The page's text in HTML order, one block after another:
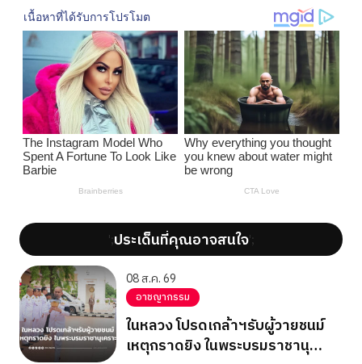
';ประเด็นที่คุณอาจสนใจ';
08 ส.ค. 69
อาชญากรรม
ในหลวง โปรดเกล้าฯรับผู้วายชนม์
เหตุกราดยิง ในพระบรมราชานุ